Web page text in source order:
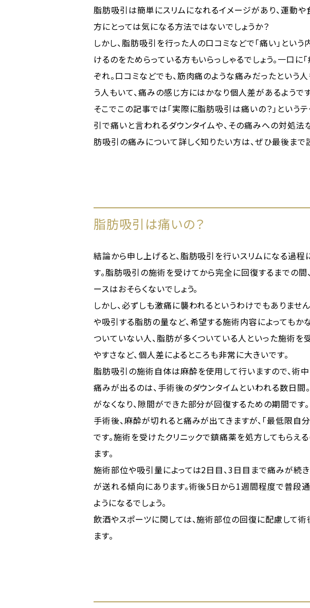
脂肪吸引は簡単にスリムになれるイメージがあり、運動
方にとっては気になる方法ではないでしょうか？
しかし、脂肪吸引を行った人の口コミなどで「痛い」とい
けるのをためらっている方もいらっしゃるでしょう。一口に
ぞれ。口コミなどでも、筋肉痛のような痛みだったという
う人もいて、痛みの感じ方にはかなり個人差があるようです
そこでこの記事では「実際に脂肪吸引は痛いの？」という
引で痛いと言われるダウンタイムや、その痛みへの対処法
肪吸引の痛みについて詳しく知りたい方は、ぜひ最後まで
脂肪吸引は痛いの？
結論から申し上げると、脂肪吸引を行いスリムになる過程
す。脂肪吸引の施術を受けてから完全に回復するまでの間
ースはおそらくないでしょう。
しかし、必ずしも激痛に襲われるというわけでもありませ
や吸引する脂肪の量など、希望する施術内容によってもか
ついていない人、脂肪が多くついている人といった施術を
やすさなど、個人差によるところも非常に大きいです。
脂肪吸引の施術自体は麻酔を使用して行いますので、術中
痛みが出るのは、手術後のダウンタイムといわれる数日間
がなくなり、隙間ができた部分が回復するための期間です。
手術後、麻酔が切れると痛みが出てきますが、「最低限自
です。施術を受けたクリニックで鎮痛薬を処方してもらえ
ます。
施術部位や吸引量によっては2日目、3日目まで痛みが続
が送れる傾向にあります。術後5日から1週間程度で普段
ようになるでしょう。
飲酒やスポーツに関しては、施術部位の回復に配慮して
ます。